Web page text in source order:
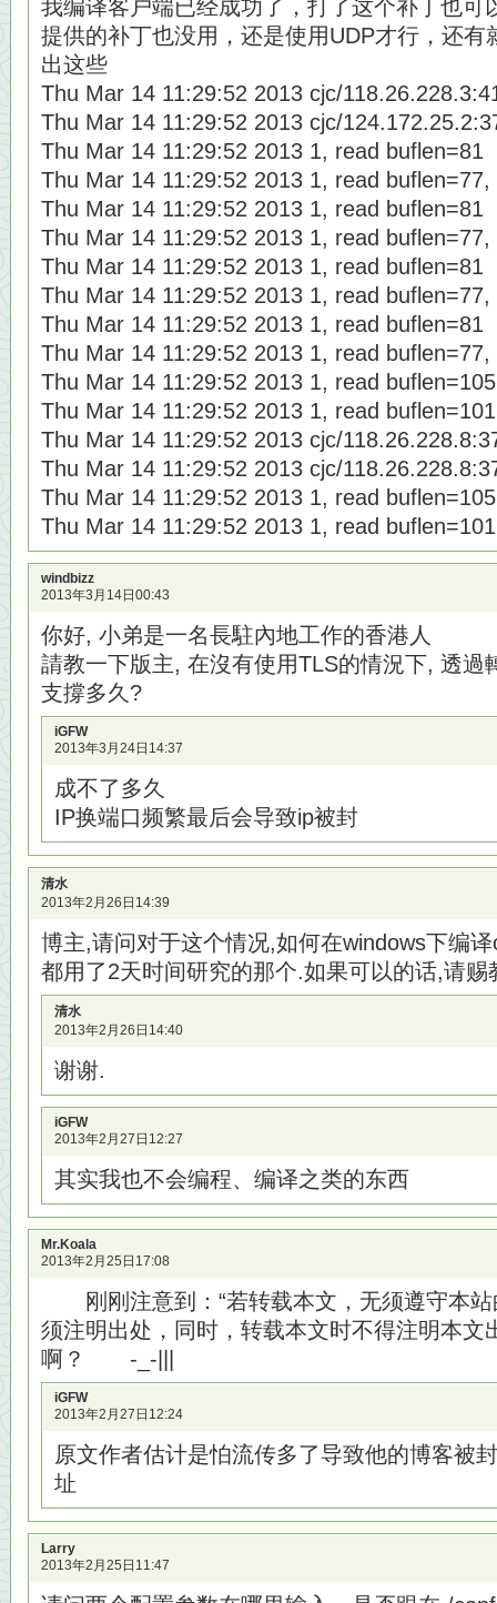
我编译客户端已经成功了，打了这个补丁也可
提供的补丁也没用，还是使用UDP才行，还有
出这些
Thu Mar 14 11:29:52 2013 cjc/
Thu Mar 14 11:29:52 2013 cjc/
Thu Mar 14 11:29:52 2013 1, read buflen=81
Thu Mar 14 11:29:52 2013 1, read buflen=77,
Thu Mar 14 11:29:52 2013 1, read buflen=81
Thu Mar 14 11:29:52 2013 1, read buflen=77,
Thu Mar 14 11:29:52 2013 1, read buflen=81
Thu Mar 14 11:29:52 2013 1, read buflen=77,
Thu Mar 14 11:29:52 2013 1, read buflen=81
Thu Mar 14 11:29:52 2013 1, read buflen=77,
Thu Mar 14 11:29:52 2013 1, read buflen=105
Thu Mar 14 11:29:52 2013 1, read
Thu Mar 14 11:29:52 2013 cjc/
Thu Mar 14 11:29:52 2013 cjc/
Thu Mar 14 11:29:52 2013 1, read buflen=105
Thu Mar 14 11:29:52 2013 1, read
windbizz
2013年3月14日00:43
你好, 小弟是一名長駐內地工作的香港人
請教一下版主, 在沒有使用TLS的情況下, 透過
支撐多久?
iGFW
2013年3月24日14:37
成不了多久
IP换端口频繁最后会导致ip被封
清水
2013年2月26日14:39
博主,请问对于这个情况,如何在windows下编
都用了2天时间研究的那个.如果可以的话,请赐
清水
2013年2月26日14:40
谢谢.
iGFW
2013年2月27日12:27
其实我也不会编程、编译之类的东西
Mr.Koala
2013年2月25日17:08
刚刚注意到：“若转载本文，无须遵守本站
须注明出处，同时，转载本文时不得注明本文
啊？ -_-|||
iGFW
2013年2月27日12:24
原文作者估计是怕流传多了导致他的博客被
址
Larry
2013年2月25日11:47